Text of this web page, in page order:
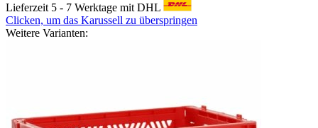
Lieferzeit 5 - 7 Werktage mit DHL
Clicken, um das Karussell zu überspringen
Weitere Varianten: